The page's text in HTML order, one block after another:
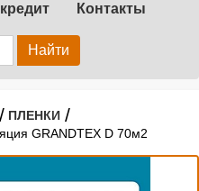
Контакты
Найти
/ ПЛЕНКИ /
GRANDTEX D 70м2